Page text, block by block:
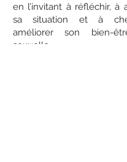
en l’invitant à réfléchir, à
sa situation et à
améliorer son bien-
sexuelle.